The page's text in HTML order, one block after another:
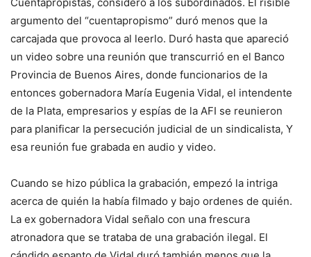
argumento del “cuentapropismo” duró menos que la
carcajada que provoca al leerlo. Duró hasta que apareció
un video sobre una reunión que transcurrió en el Banco
Provincia de Buenos Aires, donde funcionarios de la
entonces gobernadora María Eugenia Vidal, el intendente
de la Plata, empresarios y espías de la AFI se reunieron
para planificar la persecución judicial de un sindicalista, Y
esa reunión fue grabada en audio y video.
Cuando se hizo pública la grabación, empezó la intriga
acerca de quién la había filmado y bajo ordenes de quién.
La ex gobernadora Vidal señalo con una frescura
atronadora que se trataba de una grabación ilegal. El